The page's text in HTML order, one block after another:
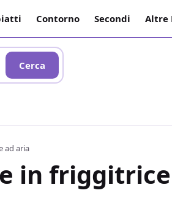
Contorno Secondi Altre
Cerca
ad aria
in